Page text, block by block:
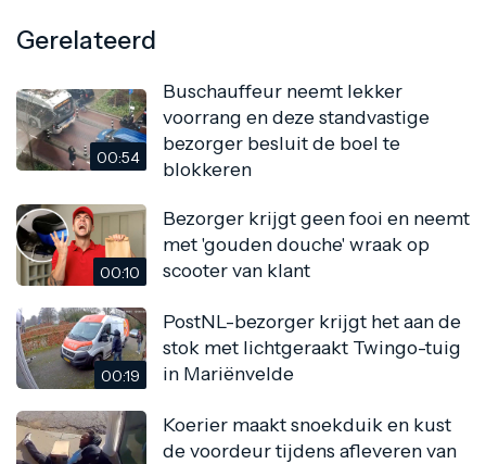
Gerelateerd
00:54
Buschauffeur neemt lekker
voorrang en deze standvastige
bezorger besluit de boel te
blokkeren
00:10
Bezorger krijgt geen fooi en neemt
met 'gouden douche' wraak op
scooter van klant
00:19
PostNL-bezorger krijgt het aan de
stok met lichtgeraakt Twingo-tuig
in Mariënvelde
Koerier maakt snoekduik en kust
de voordeur tijdens afleveren van